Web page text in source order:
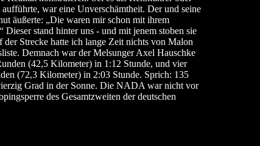
war eine Unverschämtheit. Der und seine
äußerte: „Die waren mir schon mit ihrem
stand hinter uns - und mit jenem stoben sie
Strecke hatte ich lange Zeit nichts von Malon
Demnach war der Melsunger Axel Hauschke
(42,5 Kilometer) in 1:12 Stunde, und vier
(72,3 Kilometer) in 2:03 Stunde. Sprich: 135
Grad in der Sonne. Die NADA war nicht vor
des Gesamtzweiten der deutschen